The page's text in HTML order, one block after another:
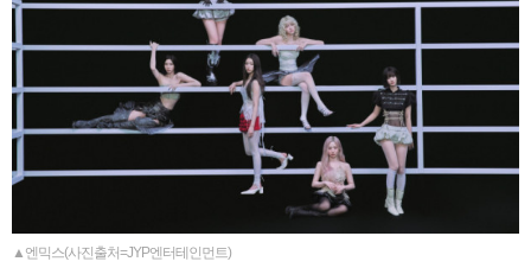
▲엔믹스(사진출처=JYP엔터테인먼트)